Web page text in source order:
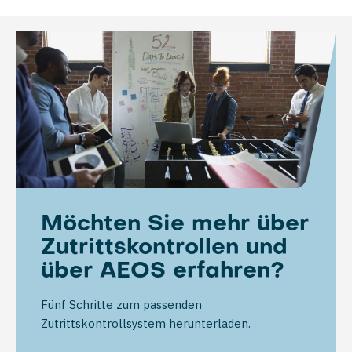
Möchten Sie mehr über
Zutrittskontrollen und
über AEOS erfahren?
Fünf Schritte zum passenden
Zutrittskontrollsystem herunterladen.